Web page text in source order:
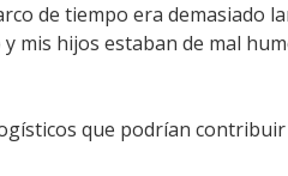
de tiempo era demasiado
mis hijos estaban de mal
que podrían